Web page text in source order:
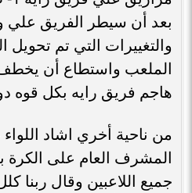
بعد أن سيطر الفريق
والتغييرات التي تم تحويل
الملعب واستطاع أن يخطف
هاجم فريق رايه بكل قوه
من ناحية أخري اشاد
المشرف العام على الكرة
جميع اللاعبين وقال ربنا